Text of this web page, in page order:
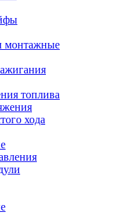
монтажные
топлива
хода